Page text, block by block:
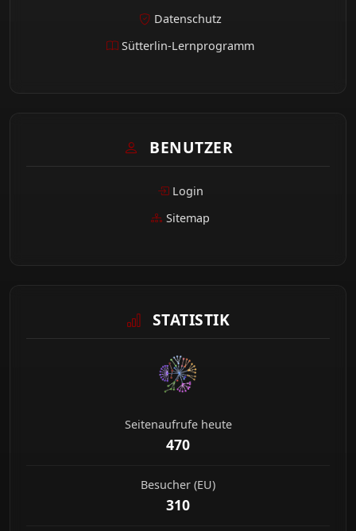
Datenschutz
Sütterlin-Lernprogramm
BENUTZER
Login
Sitemap
STATISTIK
Seitenaufrufe heute
470
Besucher (EU)
310